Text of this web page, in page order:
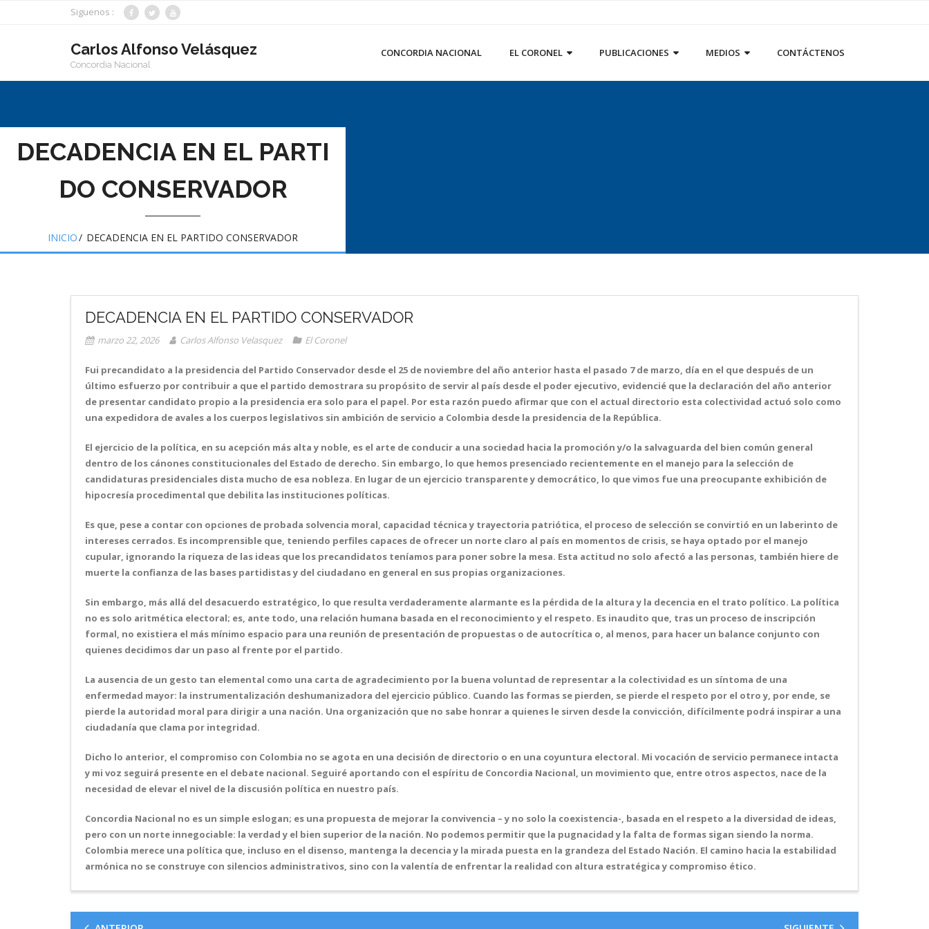
Siguenos :
Carlos Alfonso Velásquez
Concordia Nacional
CONCORDIA NACIONAL EL CORONEL PUBLICACIONES MEDIOS CONTÁCTENOS
DECADENCIA EN EL PARTI
DO CONSERVADOR
INICIO/ DECADENCIA EN EL PARTIDO CONSERVADOR
DECADENCIA EN EL PARTIDO CONSERVADOR
marzo 22, 2026 Carlos Alfonso Velasquez El Coronel
Fui precandidato a la presidencia del Partido Conservador desde el 25 de noviembre del año anterior hasta el pasado 7 de marzo, día en el que después de un
último esfuerzo por contribuir a que el partido demostrara su propósito de servir al país desde el poder ejecutivo, evidencié que la declaración del año anterior
de presentar candidato propio a la presidencia era solo para el papel. Por esta razón puedo afirmar que con el actual directorio esta colectividad actuó solo como
una expedidora de avales a los cuerpos legislativos sin ambición de servicio a Colombia desde la presidencia de la República.
El ejercicio de la política, en su acepción más alta y noble, es el arte de conducir a una sociedad hacia la promoción y/o la salvaguarda del bien común general
dentro de los cánones constitucionales del Estado de derecho. Sin embargo, lo que hemos presenciado recientemente en el manejo para la selección de
candidaturas presidenciales dista mucho de esa nobleza. En lugar de un ejercicio transparente y democrático, lo que vimos fue una preocupante exhibición de
hipocresía procedimental que debilita las instituciones políticas.
Es que, pese a contar con opciones de probada solvencia moral, capacidad técnica y trayectoria patriótica, el proceso de selección se convirtió en un laberinto de
intereses cerrados. Es incomprensible que, teniendo perfiles capaces de ofrecer un norte claro al país en momentos de crisis, se haya optado por el manejo
cupular, ignorando la riqueza de las ideas que los precandidatos teníamos para poner sobre la mesa. Esta actitud no solo afectó a las personas, también hiere de
muerte la confianza de las bases partidistas y del ciudadano en general en sus propias organizaciones.
Sin embargo, más allá del desacuerdo estratégico, lo que resulta verdaderamente alarmante es la pérdida de la altura y la decencia en el trato político. La política
no es solo aritmética electoral; es, ante todo, una relación humana basada en el reconocimiento y el respeto. Es inaudito que, tras un proceso de inscripción
formal, no existiera el más mínimo espacio para una reunión de presentación de propuestas o de autocrítica o, al menos, para hacer un balance conjunto con
quienes decidimos dar un paso al frente por el partido.
La ausencia de un gesto tan elemental como una carta de agradecimiento por la buena voluntad de representar a la colectividad es un síntoma de una
enfermedad mayor: la instrumentalización deshumanizadora del ejercicio público. Cuando las formas se pierden, se pierde el respeto por el otro y, por ende, se
pierde la autoridad moral para dirigir a una nación. Una organización que no sabe honrar a quienes le sirven desde la convicción, difícilmente podrá inspirar a una
ciudadanía que clama por integridad.
Dicho lo anterior, el compromiso con Colombia no se agota en una decisión de directorio o en una coyuntura electoral. Mi vocación de servicio permanece intacta
y mi voz seguirá presente en el debate nacional. Seguiré aportando con el espíritu de Concordia Nacional, un movimiento que, entre otros aspectos, nace de la
necesidad de elevar el nivel de la discusión política en nuestro país.
Concordia Nacional no es un simple eslogan; es una propuesta de mejorar la convivencia – y no solo la coexistencia-, basada en el respeto a la diversidad de ideas,
pero con un norte innegociable: la verdad y el bien superior de la nación. No podemos permitir que la pugnacidad y la falta de formas sigan siendo la norma.
Colombia merece una política que, incluso en el disenso, mantenga la decencia y la mirada puesta en la grandeza del Estado Nación. El camino hacia la estabilidad
armónica no se construye con silencios administrativos, sino con la valentía de enfrentar la realidad con altura estratégica y compromiso ético.